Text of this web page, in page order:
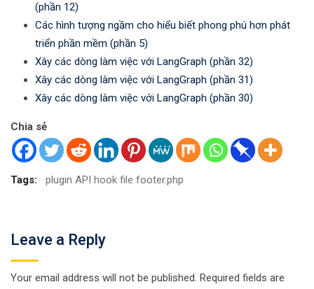
(phần 12)
Các hình tượng ngầm cho hiểu biết phong phú hơn phát
triển phần mềm (phần 5)
Xây các dòng làm việc với LangGraph (phần 32)
Xây các dòng làm việc với LangGraph (phần 31)
Xây các dòng làm việc với LangGraph (phần 30)
Chia sẻ
Tags: plugin API hook file footer.php
Leave a Reply
Your email address will not be published. Required fields are